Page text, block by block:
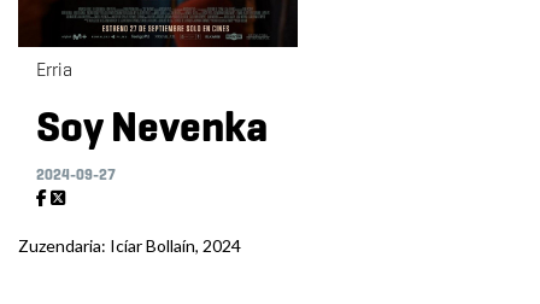
Erria
Soy Nevenka
2024-09-27
Zuzendaria: Icíar Bollaín, 2024